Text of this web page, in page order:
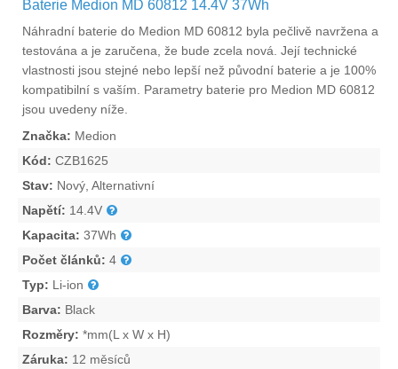
Baterie Medion MD 60812 14.4V 37Wh
Náhradní baterie do Medion MD 60812 byla pečlivě navržena a
testována a je zaručena, že bude zcela nová. Její technické
vlastnosti jsou stejné nebo lepší než původní baterie a je 100%
kompatibilní s vaším. Parametry baterie pro Medion MD 60812
jsou uvedeny níže.
Značka: Medion
Kód: CZB1625
Stav: Nový, Alternativní
Napětí: 14.4V
Kapacita: 37Wh
Počet článků: 4
Typ: Li-ion
Barva: Black
Rozměry: *mm(L x W x H)
Záruka: 12 měsíců